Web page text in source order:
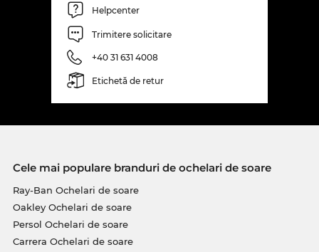
Helpcenter
Trimitere solicitare
+40 31 631 4008
Etichetă de retur
Cele mai populare branduri de ochelari de soare
Ray-Ban Ochelari de soare
Oakley Ochelari de soare
Persol Ochelari de soare
Carrera Ochelari de soare